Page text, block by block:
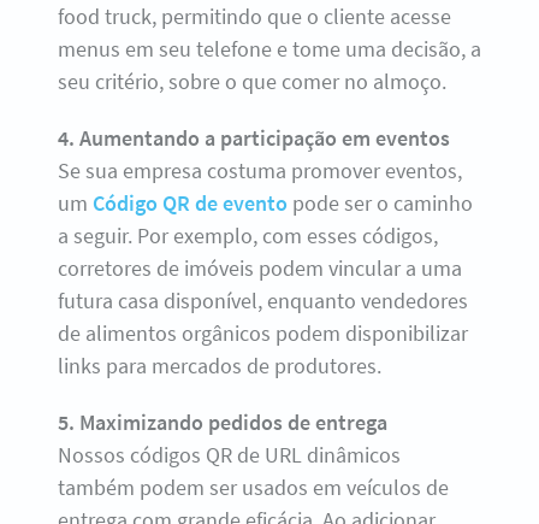
food truck, permitindo que o cliente acesse
menus em seu telefone e tome uma decisão, a
seu critério, sobre o que comer no almoço.
4. Aumentando a participação em eventos
Se sua empresa costuma promover eventos,
um Código QR de evento pode ser o caminho
a seguir. Por exemplo, com esses códigos,
corretores de imóveis podem vincular a uma
futura casa disponível, enquanto vendedores
de alimentos orgânicos podem disponibilizar
links para mercados de produtores.
5. Maximizando pedidos de entrega
Nossos códigos QR de URL dinâmicos
também podem ser usados em veículos de